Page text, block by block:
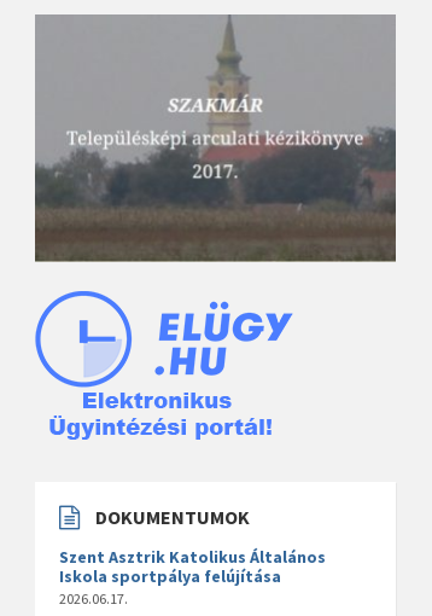
DOKUMENTUMOK
Szent Asztrik Katolikus Általános
Iskola sportpálya felújítása
2026.06.17.